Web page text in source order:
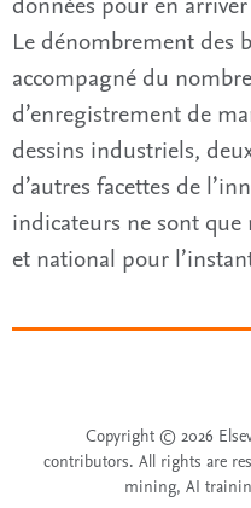
Le dénombrement des
accompagné du
d’enregistrement de
dessins industriels,
d’autres facettes de
indicateurs ne sont
et national pour
Copyright © 2026
contributors. All rights are
mining, AI